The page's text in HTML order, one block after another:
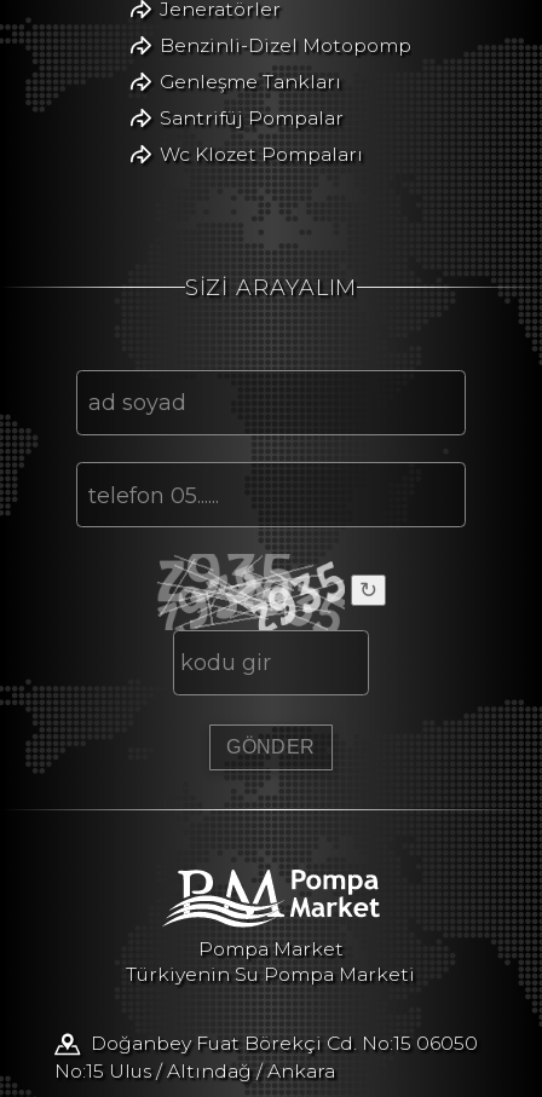
Jeneratörler
Benzinli-Dizel Motopomp
Genleşme Tankları
Santrifüj Pompalar
Wc Klozet Pompaları
SİZİ ARAYALIM
↻
Pompa Market
Türkiyenin Su Pompa Marketi
Doğanbey Fuat Börekçi Cd. No:15 06050
No:15 Ulus / Altındağ / Ankara